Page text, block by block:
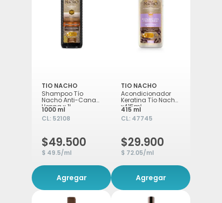
TIO NACHO
Shampoo Tío
Nacho Anti-Canas
Henna x 1L
1000 ml
CL: 52108
$49.500
$ 49.5/ml
Agregar
TIO NACHO
Acondicionador
Keratina Tío Nacho
x415ml
415 ml
CL: 47745
$29.900
$ 72.05/ml
Agregar